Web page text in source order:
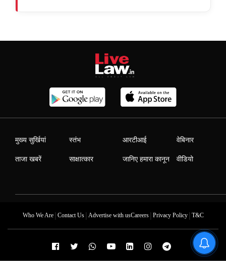
मुख्य सुर्खियां
ताजा खबरें
स्तंभ
साक्षात्कार
आरटीआई
जानिए हमारा कानून
वेबिनार
वीडियो
Who We Are| Contact Us| Advertise with usCareers| Privacy Policy| T&C